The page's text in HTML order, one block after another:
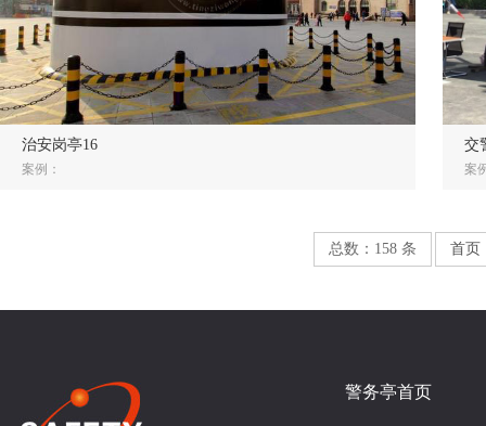
治安岗亭16
案例：
交
案
总数：158 条 首页
警务亭首页